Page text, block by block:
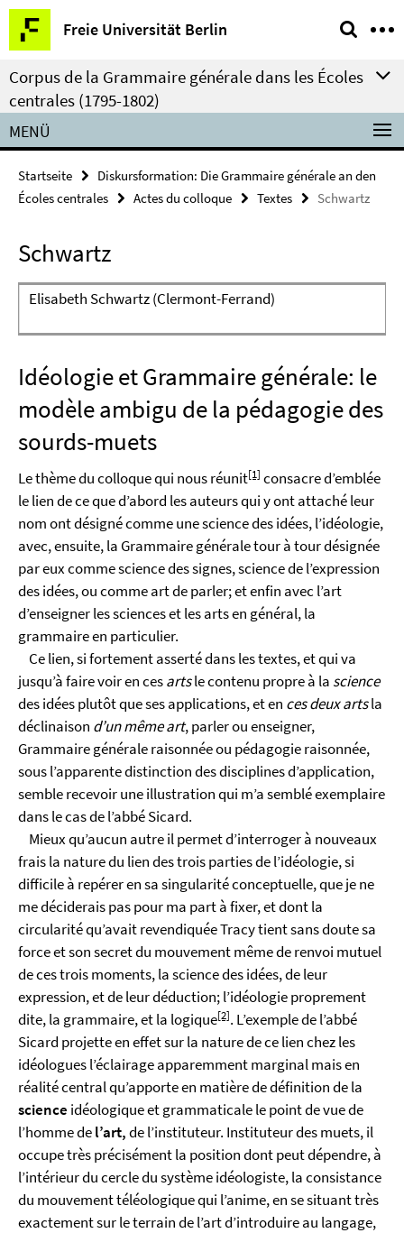
Springe
direkt
zu
Inhalt
Freie Universität Berlin
Service-
Navigation
Corpus de la Grammaire générale dans les Écoles
centrales (1795-1802)
MENÜ
Startseite
Diskursformation: Die Grammaire générale an den
Écoles centrales
Actes du colloque Textes Schwartz
Schwartz
Elisabeth Schwartz (Clermont-Ferrand)
Idéologie et Grammaire générale: le
modèle ambigu de la pédagogie des
sourds-muets
Le thème du colloque qui nous réunit[1] consacre d’emblée
le lien de ce que d’abord les auteurs qui y ont attaché leur
nom ont désigné comme une science des idées, l’idéologie,
avec, ensuite, la Grammaire générale tour à tour désignée
par eux comme science des signes, science de l’expression
des idées, ou comme art de parler; et enfin avec l’art
d’enseigner les sciences et les arts en général, la
grammaire en particulier.
Ce lien, si fortement asserté dans les textes, et qui va
jusqu’à faire voir en cesartsle contenu propre à la science
des idées plutôt que ses applications, et en ces deux artsla
déclinaison d’un même art, parler ou enseigner,
Grammaire générale raisonnée ou pédagogie raisonnée,
sous l’apparente distinction des disciplines d’application,
semble recevoir une illustration qui m’a semblé exemplaire
dans le cas de l’abbé Sicard.
Mieux qu’aucun autre il permet d’interroger à nouveaux
frais la nature du lien des trois parties de l’idéologie, si
difficile à repérer en sa singularité conceptuelle, que je ne
me déciderais pas pour ma part à fixer, et dont la
circularité qu’avait revendiquée Tracy tient sans doute sa
force et son secret du mouvement même de renvoi mutuel
de ces trois moments, la science des idées, de leur
expression, et de leur déduction; l’idéologie proprement
dite, la grammaire, et la logique[2]. L’exemple de l’abbé
Sicard projette en effet sur la nature de ce lien chez les
idéologues l’éclairage apparemment marginal mais en
réalité central qu’apporte en matière de définition de la
science idéologique et grammaticale le point de vue de
l’homme del’art,de l’instituteur. Instituteur des muets, il
occupe très précisément la position dont peut dépendre, à
l’intérieur du cercle du système idéologiste, la consistance
du mouvement téléologique qui l’anime, en se situant très
exactement sur le terrain de l’art d’introduire au langage,